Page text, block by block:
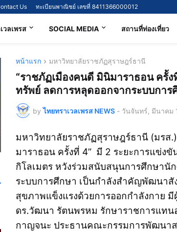
Us ทะเบียนพาณิชย์ เลขที่ 8411366000012
วลเพรส SOCIAL MEDIA สถานที่ท่องเที่ยว
หน้าแรก มหาวิทยาลัยราชภัฏสุราษฎร์ธานี
“ราชภัฏเมืองคนดี มินิมาราธอน ค
ทรัพย์ ลดการหลุดออกจากระบบการ
by ไทยทราเวลเพรส NEWS - วันจันทร์, มีนาคม
มหาวิทยาลัยราชภัฏสุราษฎร์ธานี (มรส
มาราธอน ครั้งที่ 4” มี 2 ระยะการแข่งขั
กิโลเมตร หวังร่วมสนับสนุนการศึกษา
ระบบการศึกษา เป็นกำลังสำคัญพัฒนา
สุขภาพแข็งแรงด้วยการออกกำลังกาย
ดร.วัฒนา รัตนพรหม รักษาราชการแทน
กาญจนะ ประธานคณะกรรมการพัฒนา